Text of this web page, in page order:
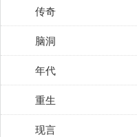
传奇
脑洞
年代
重生
现言